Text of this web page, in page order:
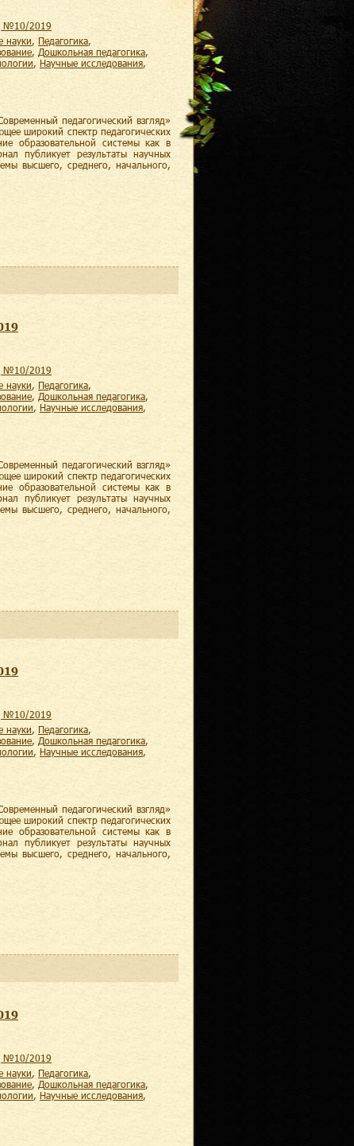
№10/2019
науки, педагогика,
, дошкольная педагогика,
, научные исследования,
педагогический взгляд»
широкий спектр педагогических
образовательной системы как в
публикует результаты научных
высшего, среднего, начального,
№10/2019
науки, педагогика,
, дошкольная педагогика,
, научные исследования,
педагогический взгляд»
широкий спектр педагогических
образовательной системы как в
публикует результаты научных
высшего, среднего, начального,
№10/2019
науки педагогика
дошкольная педагогика
научные исследования
педагогический взгляд»
широкий спектр педагогических
образовательной системы как в
публикует результаты научных
высшего, среднего, начального,
№10/2019
науки, педагогика,
, дошкольная педагогика,
, научные исследования,